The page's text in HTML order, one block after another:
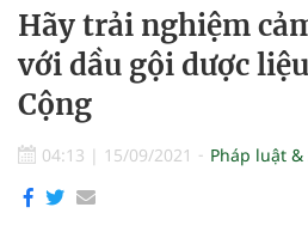
Hãy trải nghiệm
với dầu gội dược
Cộng
04:13 | 15/09/2021 Pháp luật &